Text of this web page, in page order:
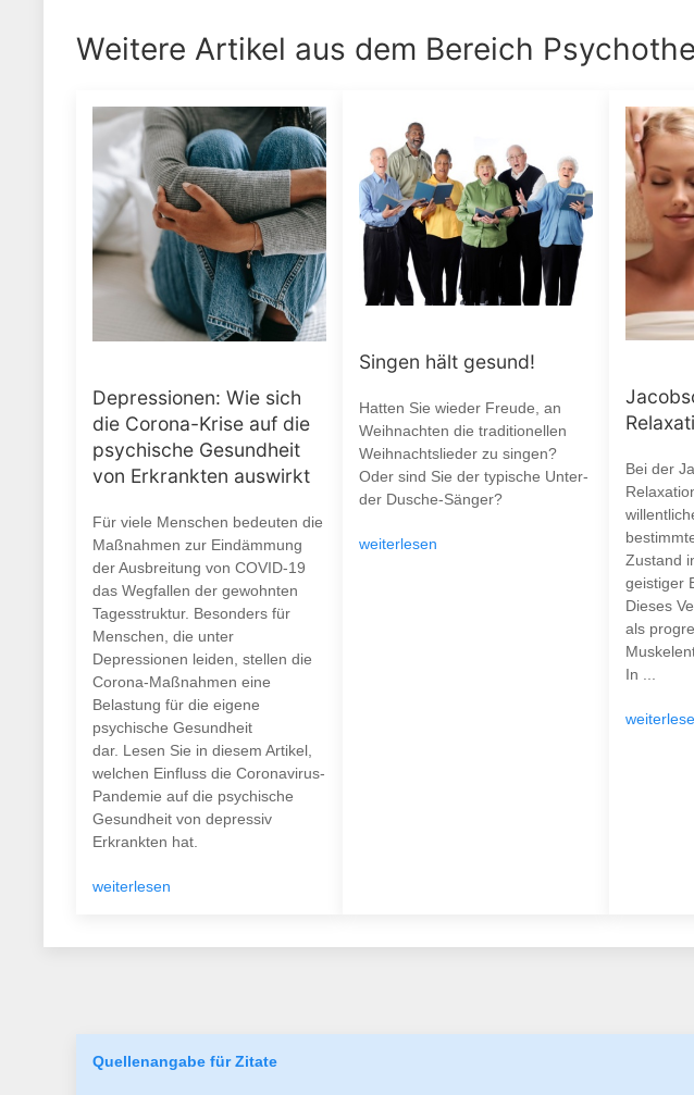
Weitere Artikel aus dem Bereich
Depressionen: Wie sich
die Corona-Krise auf die
psychische Gesundheit
von Erkrankten auswirkt
Für viele Menschen bedeuten die
Maßnahmen zur Eindämmung
der Ausbreitung von COVID-19
das Wegfallen der gewohnten
Tagesstruktur. Besonders für
Menschen, die unter
Depressionen leiden, stellen die
Corona-Maßnahmen eine
Belastung für die eigene
psychische Gesundheit
dar. Lesen Sie in diesem Artikel,
welchen Einfluss die Coronavirus-
Pandemie auf die psychische
Gesundheit von depressiv
Erkrankten hat.
weiterlesen
Singen hält gesund!
Hatten Sie wieder Freude, an
Weihnachten die traditionellen
Weihnachtslieder zu singen?
Oder sind Sie der typische Unter-
der Dusche-Sänger?
weiterlesen
Bei der
Zustand
geistiger
Dieses
als
In ...
Quellenangabe für Zitate